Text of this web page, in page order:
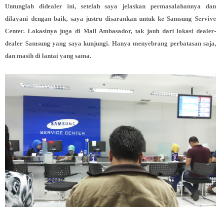
Untunglah didealer ini, setelah saya jelaskan permasalahannya dan
dilayani dengan baik, saya justru disarankan untuk ke Samsung Servive
Center. Lokasinya juga di Mall Ambasador, tak jauh dari lokasi dealer-
dealer Samsung yang saya kunjungi. Hanya menyebrang perbatasan saja,
dan masih di lantai yang sama.